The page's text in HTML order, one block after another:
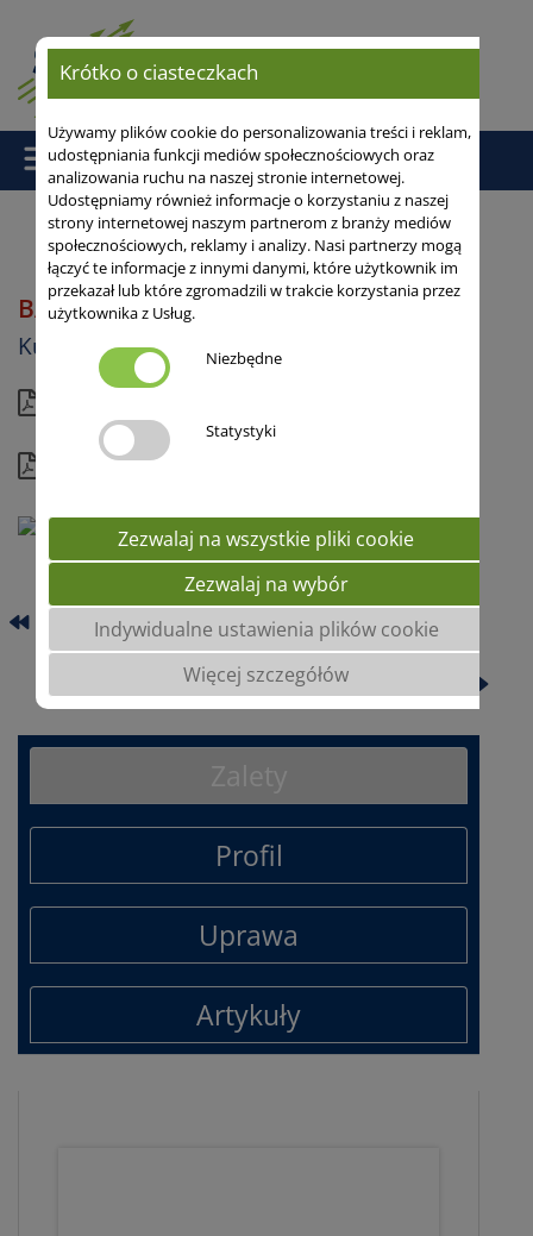
Strona główna/Kukurydza/ BARINGTON
BARINGTONFAO 260
Kukurydza
Kompletny profil
BADIANE
Profil
Uprawa
Artykuły
Krótko o ciasteczkach
Używamy plików cookie do personalizowania treści i reklam,
udostępniania funkcji mediów społecznościowych oraz
analizowania ruchu na naszej stronie internetowej.
Udostępniamy również informacje o korzystaniu z naszej
strony internetowej naszym partnerom z branży mediów
społecznościowych, reklamy i analizy. Nasi partnerzy mogą
łączyć te informacje z innymi danymi, które użytkownik im
przekazał lub które zgromadzili w trakcie korzystania przez
użytkownika z Usług.
Niezbędne
Statystyki
Zezwalaj na wszystkie pliki cookie
Zezwalaj na wybór
Indywidualne ustawienia plików cookie
Więcej szczegółów